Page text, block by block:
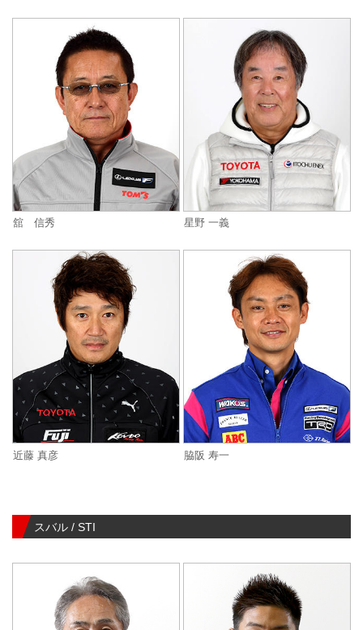
舘 信秀 星野 一義
近藤 真彦 脇阪 寿一
スバル / STI